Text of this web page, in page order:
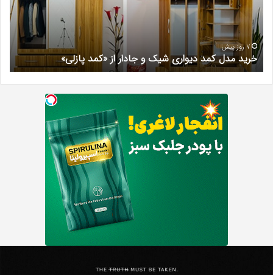
جادار
از
«کمد
پازلی»
7 روز پیش
خرید مدل کمد دیواری شیک و جادار از «کمد پازلی»